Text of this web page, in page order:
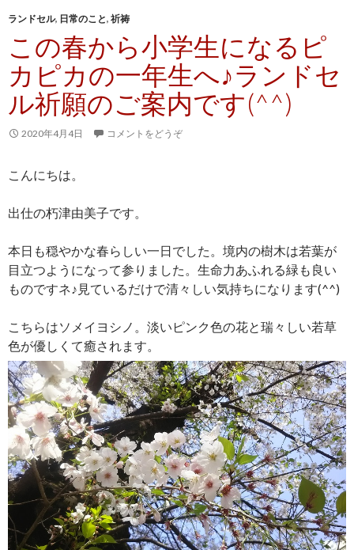
ランドセル, 日常のこと, 祈祷
この春から小学生になるピ
カピカの一年生へ♪ランドセ
ル祈願のご案内です(^^)
2020年4月4日 コメントをどうぞ
こんにちは。
出仕の朽津由美子です。
本日も穏やかな春らしい一日でした。境内の樹木は若葉が
目立つようになって参りました。生命力あふれる緑も良い
ものですネ♪見ているだけで清々しい気持ちになります(^^)
こちらはソメイヨシノ。淡いピンク色の花と瑞々しい若草
色が優しくて癒されます。